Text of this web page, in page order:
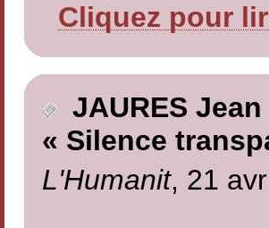
Cliquez pour
JAURES Jean
« Silence
L'Humanit, 21